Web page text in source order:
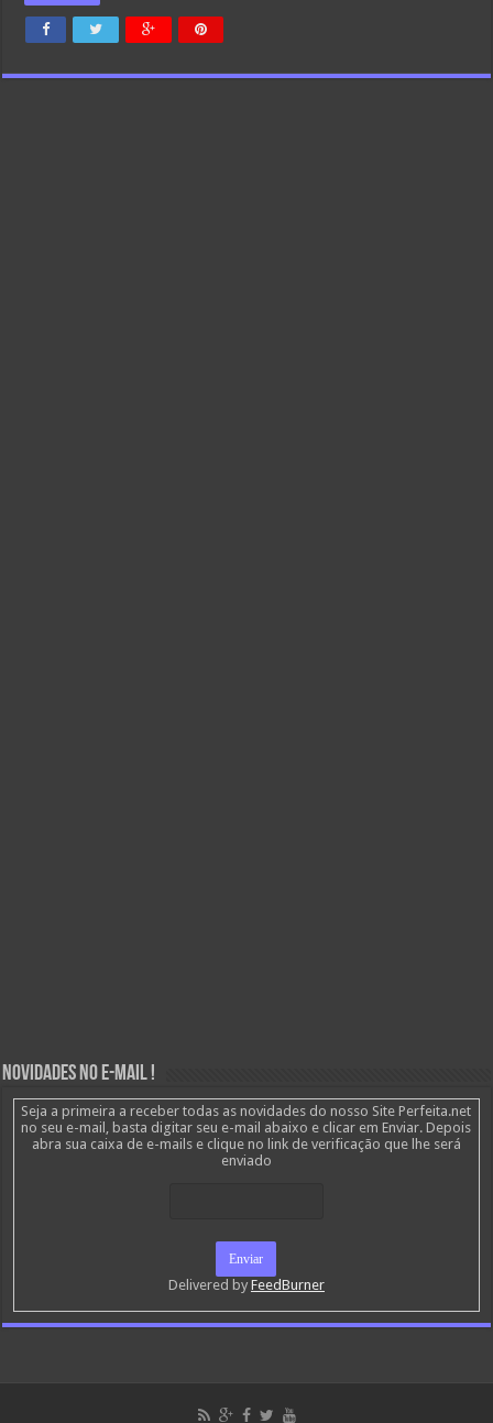
Novidades no E-mail !
Seja a primeira a receber todas as novidades do nosso Site Perfeita.net
no seu e-mail, basta digitar seu e-mail abaixo e clicar em Enviar. Depois
abra sua caixa de e-mails e clique no link de verificação que lhe será
enviado
Delivered by FeedBurner